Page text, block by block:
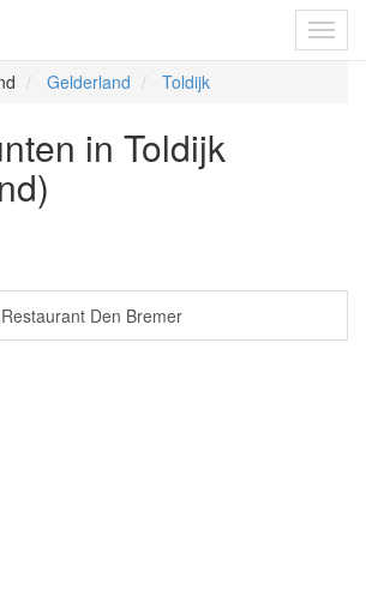
Gelderland Toldijk
in Toldijk
Den Bremer